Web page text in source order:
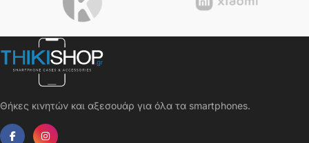
Θήκες κινητών και αξεσουάρ για όλα τα smartphones.